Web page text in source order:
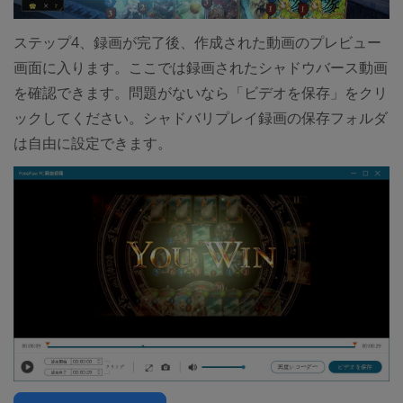
ステップ4、録画が完了後、作成された動画のプレビュー
画面に入ります。ここでは録画されたシャドウバース動画
を確認できます。問題がないなら「ビデオを保存」をクリ
ックしてください。シャドバリプレイ録画の保存フォルダ
は自由に設定できます。